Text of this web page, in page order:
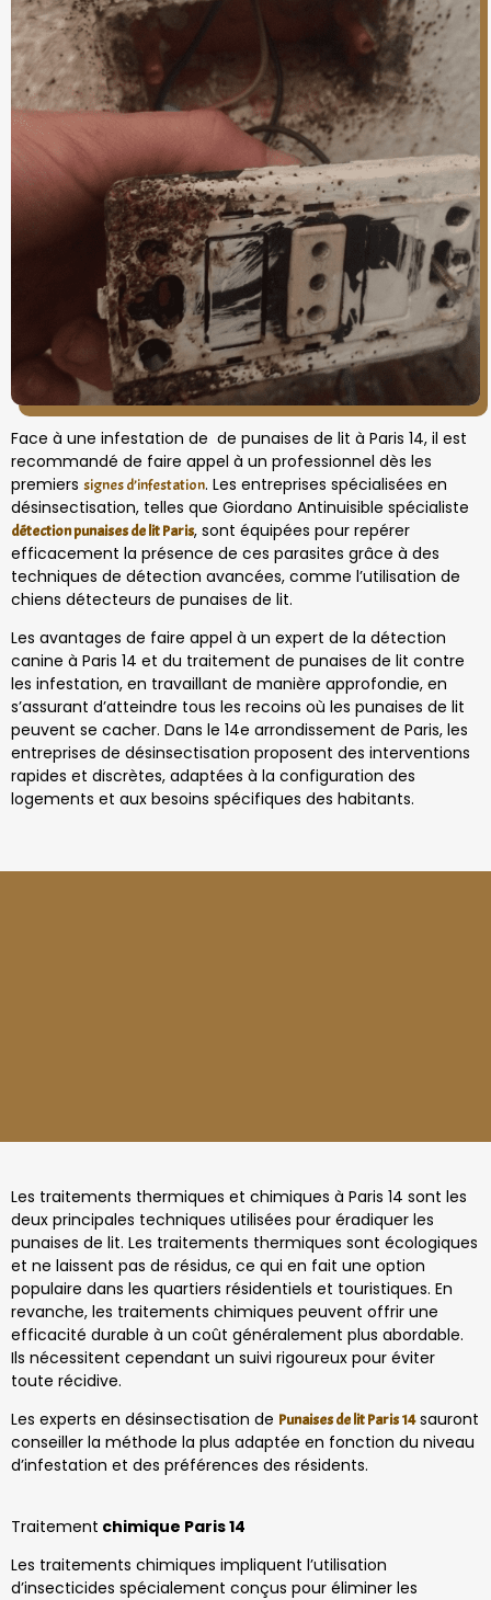
Face à une infestation de de punaises de lit à Paris 14, il est
recommandé de faire appel à un professionnel dès les
premiers signes d’infestation. Les entreprises spécialisées en
désinsectisation, telles que Giordano Antinuisible spécialiste
détection punaises de lit Paris, sont équipées pour repérer
efficacement la présence de ces parasites grâce à des
techniques de détection avancées, comme l’utilisation de
chiens détecteurs de punaises de lit.
Les avantages de faire appel à un expert de la détection
canine à Paris 14 et du traitement de punaises de lit contre
les infestation, en travaillant de manière approfondie, en
s’assurant d’atteindre tous les recoins où les punaises de lit
peuvent se cacher. Dans le 14e arrondissement de Paris, les
entreprises de désinsectisation proposent des interventions
rapides et discrètes, adaptées à la configuration des
logements et aux besoins spécifiques des habitants.
Les traitements thermiques et chimiques à Paris 14 sont les
deux principales techniques utilisées pour éradiquer les
punaises de lit. Les traitements thermiques sont écologiques
et ne laissent pas de résidus, ce qui en fait une option
populaire dans les quartiers résidentiels et touristiques. En
revanche, les traitements chimiques peuvent offrir une
efficacité durable à un coût généralement plus abordable.
Ils nécessitent cependant un suivi rigoureux pour éviter
toute récidive.
Les experts en désinsectisation de Punaises de lit Paris 14sauront
conseiller la méthode la plus adaptée en fonction du niveau
d’infestation et des préférences des résidents.
Traitement chimique Paris 14
Les traitements chimiques impliquent l’utilisation
d’insecticides spécialement conçus pour éliminer les